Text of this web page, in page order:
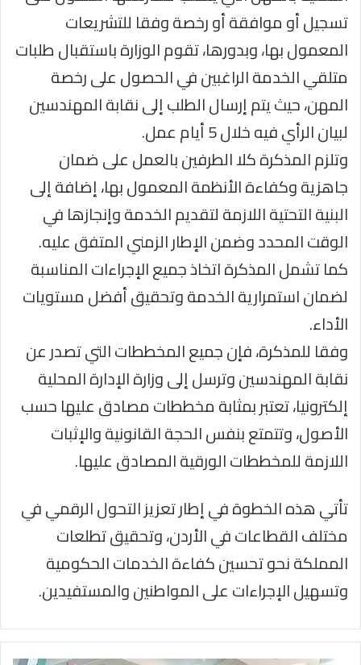
تسجيل أو موافقة أو رخصة وفقا للتشريعات
المعمول بها، وبدورها، تقوم الوزارة باستقبال طلبات
متلقي الخدمة الراغبين في الحصول على رخصة
المهن، حيث يتم إرسال الطلب إلى نقابة المهندسين
لبيان الرأي فيه خلال 5 أيام عمل.
وتلزم المذكرة كلا الطرفين بالعمل على ضمان
جاهزية وكفاءة الأنظمة المعمول بها، إضافة إلى
البنية التحتية اللازمة لتقديم الخدمة وإنجازها في
الوقت المحدد وضمن الإطار الزمني المتفق عليه.
كما تشمل المذكرة اتخاذ جميع الإجراءات المناسبة
لضمان استمرارية الخدمة وتحقيق أفضل مستويات
الأداء.
وفقا للمذكرة، فإن جميع المخططات التي تصدر عن
نقابة المهندسين وترسل إلى وزارة الإدارة المحلية
إلكترونيا، تعتبر بمثابة مخططات مصادق عليها حسب
الأصول، وتتمتع بنفس الحجة القانونية والإثبات
اللازمة للمخططات الورقية المصادق عليها.
تأتي هذه الخطوة في إطار تعزيز التحول الرقمي في
مختلف القطاعات في الأردن، وتحقيق تطلعات
المملكة نحو تحسين كفاءة الخدمات الحكومية
وتسهيل الإجراءات على المواطنين والمستفيدين.